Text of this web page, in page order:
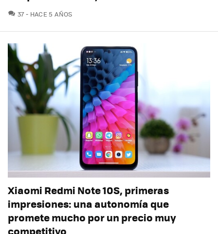
37COMENTARIOS
HACE 5 AÑOS
Xiaomi Redmi Note 10S, primeras
impresiones: una autonomía que
promete mucho por un precio muy
competitivo